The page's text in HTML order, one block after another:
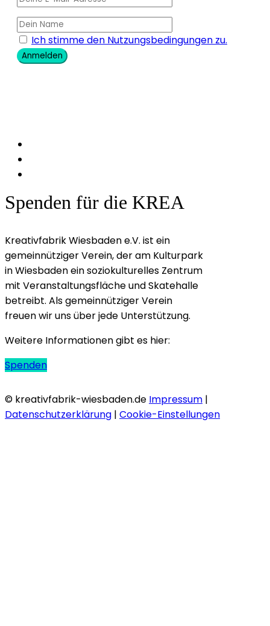
Ich stimme den Nutzungsbedingungen zu.
Anmelden
Spenden für die KREA
Kreativfabrik Wiesbaden e.V. ist ein
gemeinnütziger Verein, der am Kulturpark
in Wiesbaden ein soziokulturelles Zentrum
mit Veranstaltungsfläche und Skatehalle
betreibt. Als gemeinnütziger Verein
freuen wir uns über jede Unterstützung.
Weitere Informationen gibt es hier:
Spenden
© kreativfabrik-wiesbaden.de Impressum |
Datenschutzerklärung | Cookie-Einstellungen